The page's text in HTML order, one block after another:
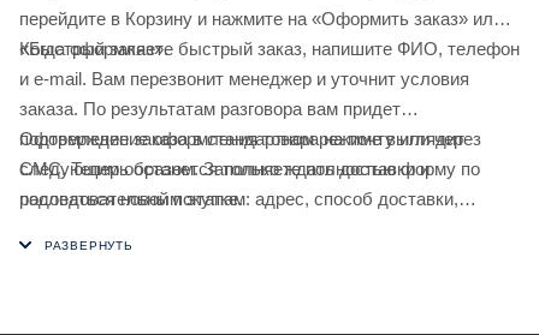
перейдите в Корзину и нажмите на «Оформить заказ» или
«Быстрый заказ».
Когда оформляете быстрый заказ, напишите ФИО, телефон
и e-mail. Вам перезвонит менеджер и уточнит условия
заказа. По результатам разговора вам придет
подтверждение оформления товара на почту или через
СМС. Теперь останется только ждать доставки и
радоваться новой покупке.
Оформление заказа в стандартном режиме выглядит
следующим образом. Заполняете полностью форму по
последовательным этапам: адрес, способ доставки,